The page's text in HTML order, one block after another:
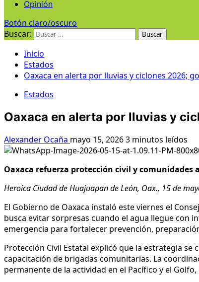
Opinión
Botón claro/oscuro
Buscar:
Inicio
Estados
Oaxaca en alerta por lluvias y ciclones 2026;
Estados
Oaxaca en alerta por lluvias y
Alexander Ocaña mayo 15, 20263 minutos leídos
Oaxaca refuerza protección civil y
Heroica Ciudad de Huajuapan de León, Oax., 15 de
El Gobierno de Oaxaca instaló este viernes el
busca evitar sorpresas cuando el agua llegue con
emergencia para fortalecer prevención,
Protección Civil Estatal explicó que la estrategia
capacitación de brigadas comunitarias. La
permanente de la actividad en el Pacífico y el